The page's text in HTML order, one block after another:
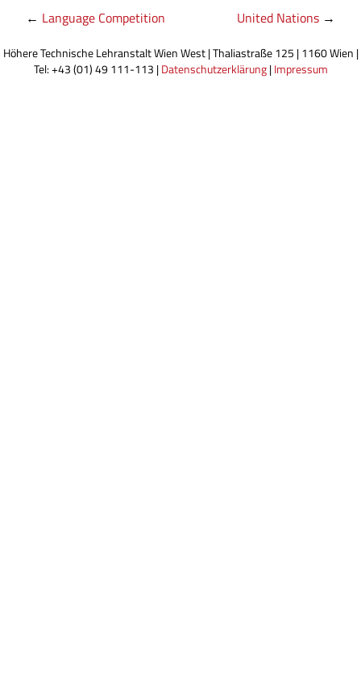
← Language Competition United Nations →
Höhere Technische Lehranstalt Wien West | Thaliastraße 125 | 1160 Wien |
Tel: +43 (01) 49 111-113 | Datenschutzerklärung| Impressum